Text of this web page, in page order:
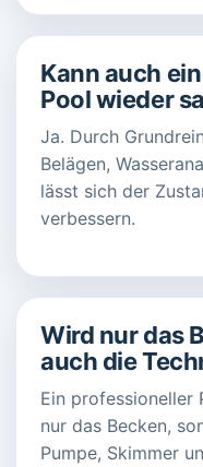
Kann auch
Pool wieder
Ja. Durch
Belägen,
lässt sich der
verbessern.
Wird nur das
auch die
Ein professioneller
nur das Becken,
Pumpe, Skimmer